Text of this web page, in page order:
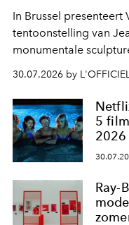
In Brussel
tentoonstelling van
monumentale
fonkelend Murano-
een emotionele reis
oproept aan een
moment van
30.07.2026 by
5
2026
Ray-